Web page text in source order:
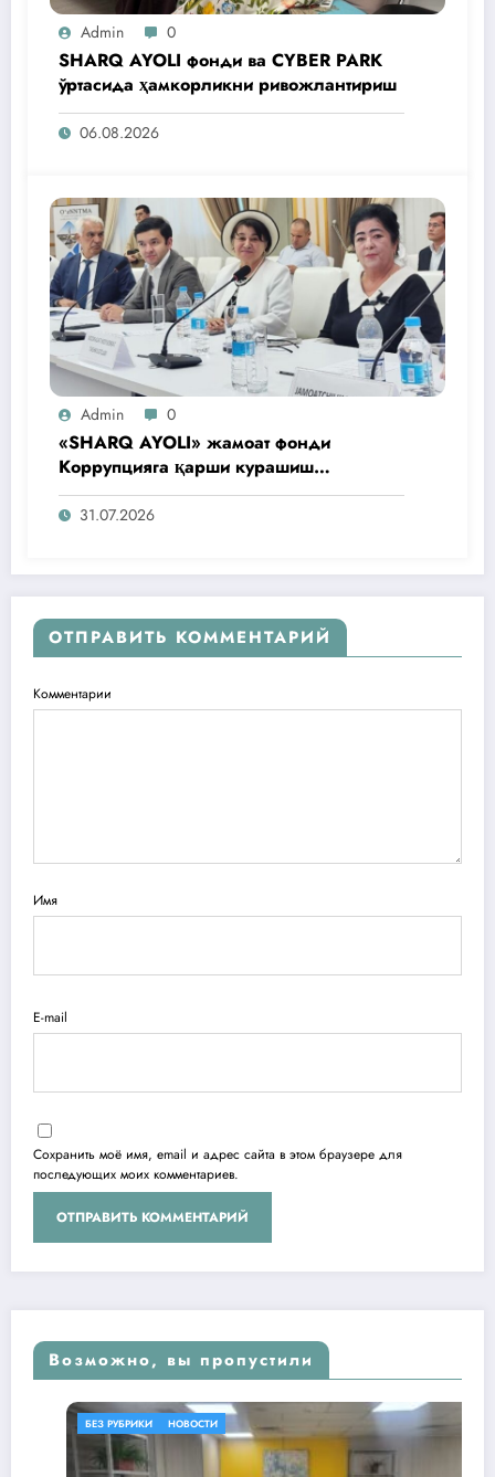
Admin 0
SHARQ AYOLI фонди ва CYBER PARK
ўртасида ҳамкорликни ривожлантириш
06.08.2026
Admin 0
«SHARQ AYOLI» жамоат фонди
Коррупцияга қарши курашиш
агентлигидаги жамоат эшитувида
ташаббусларини тақдим этди
31.07.2026
ОТПРАВИТЬ КОММЕНТАРИЙ
Комментарии
Имя
E-mail
Сохранить моё имя, email и адрес сайта в этом браузере для
последующих моих комментариев.
Возможно, вы пропустили
БЕЗ РУБРИКИ